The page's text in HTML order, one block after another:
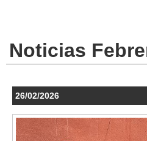
Noticias
26/02/2026